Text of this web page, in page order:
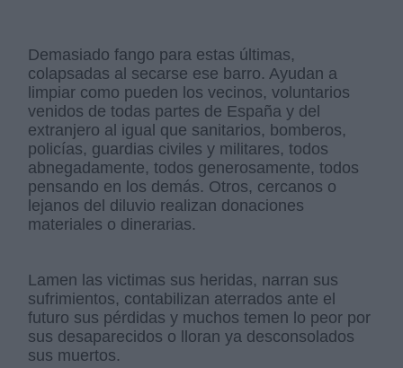
Demasiado fango para estas últimas,
colapsadas al secarse ese barro. Ayudan a
limpiar como pueden los vecinos, voluntarios
venidos de todas partes de España y del
extranjero al igual que sanitarios, bomberos,
policías, guardias civiles y militares, todos
abnegadamente, todos generosamente, todos
pensando en los demás. Otros, cercanos o
lejanos del diluvio realizan donaciones
materiales o dinerarias.
Lamen las victimas sus heridas, narran sus
sufrimientos, contabilizan aterrados ante el
futuro sus pérdidas y muchos temen lo peor por
sus desaparecidos o lloran ya desconsolados
sus muertos.